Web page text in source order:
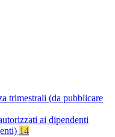
trimestrali (da pubblicare
ai dipendenti
14